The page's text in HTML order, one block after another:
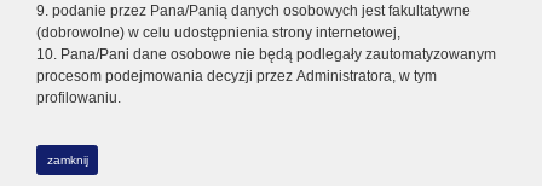
9. podanie przez Pana/Panią danych osobowych jest fakultatywne
(dobrowolne) w celu udostępnienia strony internetowej,
10. Pana/Pani dane osobowe nie będą podlegały zautomatyzowanym
procesom podejmowania decyzji przez Administratora, w tym
profilowaniu.
zamknij